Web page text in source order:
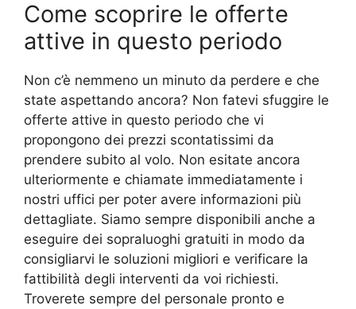
Come scoprire le offerte
attive in questo periodo
Non c’è nemmeno un minuto da perdere e che
state aspettando ancora? Non fatevi sfuggire le
offerte attive in questo periodo che vi
propongono dei prezzi scontatissimi da
prendere subito al volo. Non esitate ancora
ulteriormente e chiamate immediatamente i
nostri uffici per poter avere informazioni più
dettagliate. Siamo sempre disponibili anche a
eseguire dei sopraluoghi gratuiti in modo da
consigliarvi le soluzioni migliori e verificare la
fattibilità degli interventi da voi richiesti.
Troverete sempre del personale pronto e